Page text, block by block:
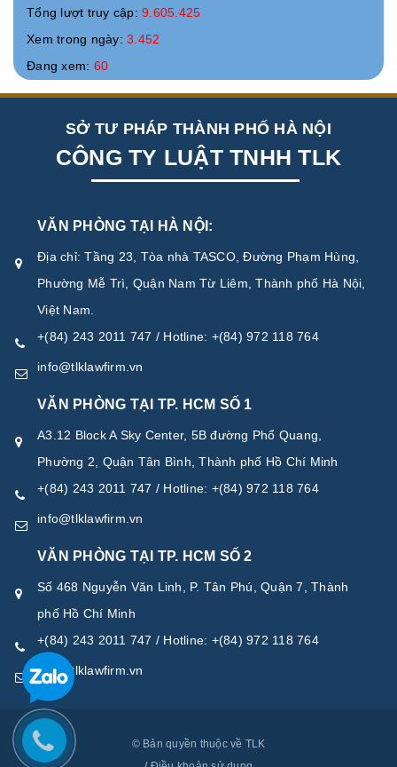
Tổng lượt truy cập: 9.605.425
Xem trong ngày: 3.452
Đang xem: 60
SỞ TƯ PHÁP THÀNH PHỐ HÀ NỘI
CÔNG TY LUẬT TNHH TLK
VĂN PHÒNG TẠI HÀ NỘI:
Địa chỉ: Tầng 23, Tòa nhà TASCO, Đường Phạm Hùng,
Phường Mễ Trì, Quận Nam Từ Liêm, Thành phố Hà Nội,
Việt Nam.
+(84) 243 2011 747 / Hotline: +(84) 972 118 764
info@tlklawfirm.vn
VĂN PHÒNG TẠI TP. HCM SỐ 1
A3.12 Block A Sky Center, 5B đường Phổ Quang,
Phường 2, Quận Tân Bình, Thành phố Hồ Chí Minh
+(84) 243 2011 747 / Hotline: +(84) 972 118 764
info@tlklawfirm.vn
VĂN PHÒNG TẠI TP. HCM SỐ 2
Số 468 Nguyễn Văn Linh, P. Tân Phú, Quận 7, Thành
phố Hồ Chí Minh
+(84) 243 2011 747 / Hotline: +(84) 972 118 764
info@tlklawfirm.vn
© Bản quyền thuộc về TLK